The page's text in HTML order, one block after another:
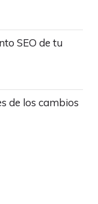
SEO de tu
de los cambios